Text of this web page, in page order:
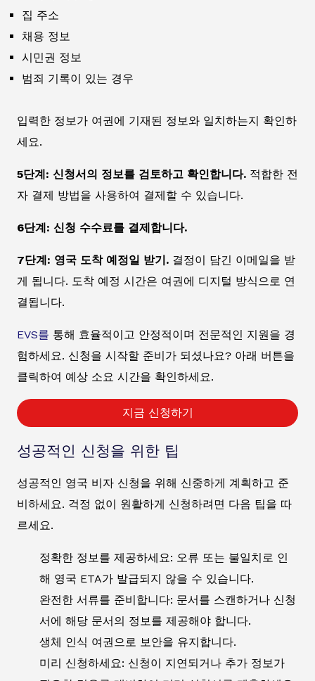
집 주소
채용 정보
시민권 정보
범죄 기록이 있는 경우
입력한 정보가 여권에 기재된 정보와 일치하는지 확인하
세요.
5단계: 신청서의 정보를 검토하고 확인합니다. 적합한 전
자 결제 방법을 사용하여 결제할 수 있습니다.
6단계: 신청 수수료를 결제합니다.
7단계: 영국 도착 예정일 받기. 결정이 담긴 이메일을 받
게 됩니다. 도착 예정 시간은 여권에 디지털 방식으로 연
결됩니다.
EVS를 통해 효율적이고 안정적이며 전문적인 지원을 경
험하세요. 신청을 시작할 준비가 되셨나요? 아래 버튼을
클릭하여 예상 소요 시간을 확인하세요.
지금 신청하기
성공적인 신청을 위한 팁
성공적인 영국 비자 신청을 위해 신중하게 계획하고 준
비하세요. 걱정 없이 원활하게 신청하려면 다음 팁을 따
르세요.
정확한 정보를 제공하세요: 오류 또는 불일치로 인
해 영국 ETA가 발급되지 않을 수 있습니다.
완전한 서류를 준비합니다: 문서를 스캔하거나 신청
서에 해당 문서의 정보를 제공해야 합니다.
생체 인식 여권으로 보안을 유지합니다.
미리 신청하세요: 신청이 지연되거나 추가 정보가